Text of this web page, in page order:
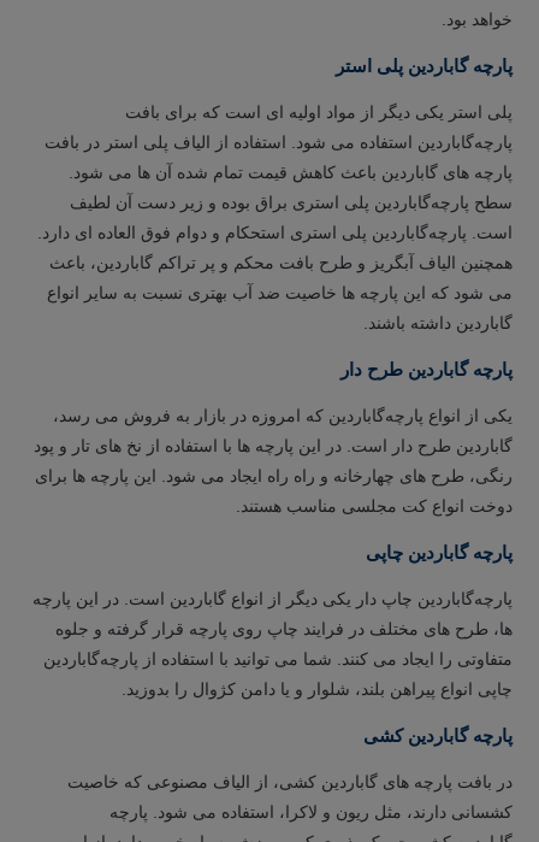
خواهد بود.
پارچه گاباردین پلی استر
پلی استر یکی دیگر از مواد اولیه ای است که برای بافت
پارچه‌گاباردین استفاده می شود. استفاده از الیاف پلی استر در بافت
پارچه های گاباردین باعث کاهش قیمت تمام شده آن ها می شود.
سطح پارچه‌گاباردین پلی استری براق بوده و زیر دست آن لطیف
است. پارچه‌گاباردین پلی استری استحکام و دوام فوق العاده ای دارد.
همچنین الیاف آبگریز و طرح بافت محکم و پر تراکم گاباردین، باعث
می شود که این پارچه ها خاصیت ضد آب بهتری نسبت به سایر انواع
گاباردین داشته باشند.
پارچه گاباردین طرح دار
یکی از انواع پارچه‌گاباردین که امروزه در بازار به فروش می رسد،
گاباردین طرح دار است. در این پارچه ها با استفاده از نخ های تار و پود
رنگی، طرح های چهارخانه و راه راه ایجاد می شود. این پارچه ها برای
دوخت انواع کت مجلسی مناسب هستند.
پارچه گاباردین چاپی
پارچه‌گاباردین چاپ دار یکی دیگر از انواع گاباردین است. در این پارچه
ها، طرح های مختلف در فرایند چاپ روی پارچه قرار گرفته و جلوه
متفاوتی را ایجاد می کنند. شما می توانید با استفاده از پارچه‌گاباردین
چاپی انواع پیراهن بلند، شلوار و یا دامن کژوال را بدوزید.
پارچه گاباردین کشی
در بافت پارچه های گاباردین کشی، از الیاف مصنوعی که خاصیت
کشسانی دارند، مثل ریون و لاکرا، استفاده می شود. پارچه